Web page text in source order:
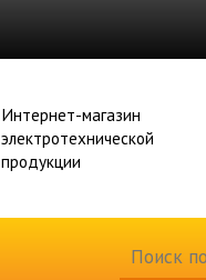
Интернет-магазин
электротехнической
продукции